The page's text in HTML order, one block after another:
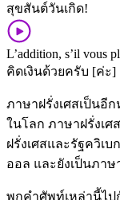
สุขสันต์​วันเกิด!
L’addition, s’il vous
คิด​เงิน​ด้วย​ครับ [ค่ะ]
ภาษาฝรั่งเศสเป็นอี
ในโลก ภาษาฝรั่งเ
ฝรั่งเศสและรัฐควิเ
ออล และยังเป็นภา
พก​คำศัพท์​เหล่านี้​ไ